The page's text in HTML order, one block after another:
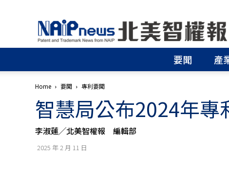
北
美
智
權
│
申
請
│
商
要聞 產
Home 要聞 專利要聞
智慧局公布2024年專
李淑蓮╱北美智權報 編輯部
2025 年 2 月 11 日